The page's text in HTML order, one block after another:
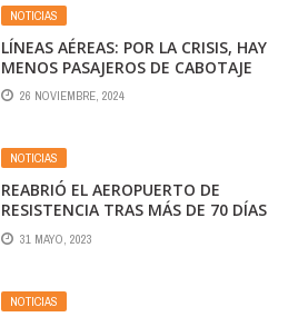
NOTICIAS
LÍNEAS AÉREAS: POR LA CRISIS, HAY
MENOS PASAJEROS DE CABOTAJE
PERO EL DÓLAR BARATO IMPULSA
VUELOS AL EXTERIOR
26 NOVIEMBRE, 2024
NOTICIAS
REABRIÓ EL AEROPUERTO DE
RESISTENCIA TRAS MÁS DE 70 DÍAS
CERRADO
31 MAYO, 2023
NOTICIAS